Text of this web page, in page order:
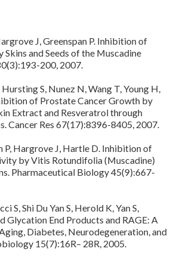
J, Greenspan P. Inhibition of
and Seeds of the Muscadine
200, 2007.
S, Nunez N, Wang T, Young H,
of Prostate Cancer Growth by
Extract and Resveratrol through
Cancer Res 67(17):8396-8405, 2007.
P, Hargrove J, Hartle D. Inhibition of
by Vitis Rotundifolia (Muscadine)
Pharmaceutical Biology 45(9):667-
S, Shi Du Yan S, Herold K, Yan S,
Glycation End Products and RAGE: A
Diabetes, Neurodegeneration, and
15(7):16R– 28R, 2005.